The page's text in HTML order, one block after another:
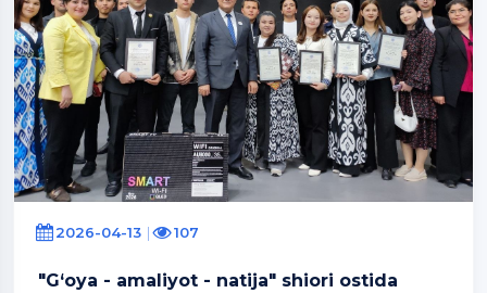
2026-04-13 107
"G‘oya - amaliyot - natija" shiori ostida